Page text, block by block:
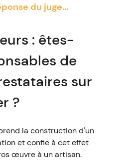
du juge...
: êtes-
de
sur
?
la construction d'un
et confie à cet effet
œuvre à un artisan.